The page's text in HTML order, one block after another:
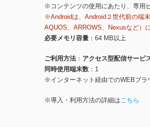
※コンテンツの使用にあたり、専用
※Androidは、Android２世代前の端
AQUOS、ARROWS、Nexusなど）
必要メモリ容量
64 MB以上
ご利用方法
アクセス型配信サービ
同時使用端末数
1
※インターネット経由でのWEBブラ
※導入・利用方法の詳細はこちら